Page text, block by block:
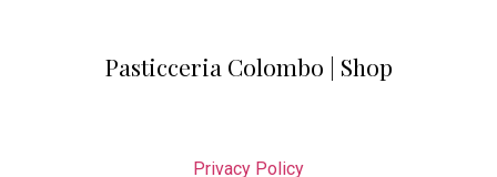
Pasticceria Colombo | Shop
Privacy Policy